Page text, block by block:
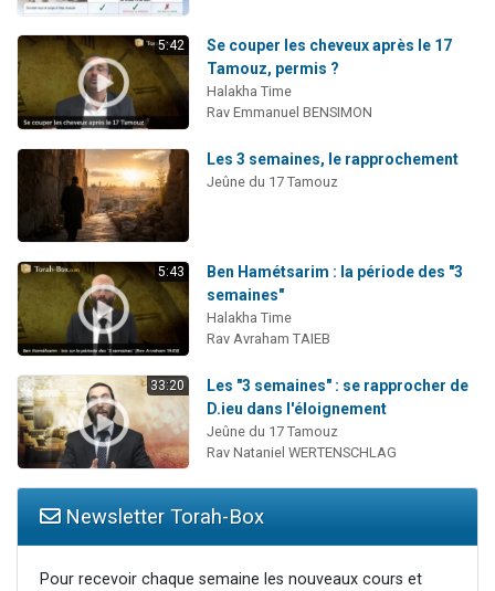
5:42
Se couper les cheveux après le 17
Tamouz, permis ?
Halakha Time
Rav Emmanuel BENSIMON
Les 3 semaines, le rapprochement
Jeûne du 17 Tamouz
5:43
Ben Hamétsarim : la période des "3
semaines"
Halakha Time
Rav Avraham TAIEB
33:20
Les "3 semaines" : se rapprocher de
D.ieu dans l'éloignement
Jeûne du 17 Tamouz
Rav Nataniel WERTENSCHLAG
Newsletter Torah-Box
Pour recevoir chaque semaine les nouveaux cours et